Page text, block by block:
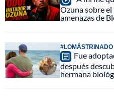
Ozuna sobre
amenazas de
#LOMÁSTRINADO
Fue
después
hermana